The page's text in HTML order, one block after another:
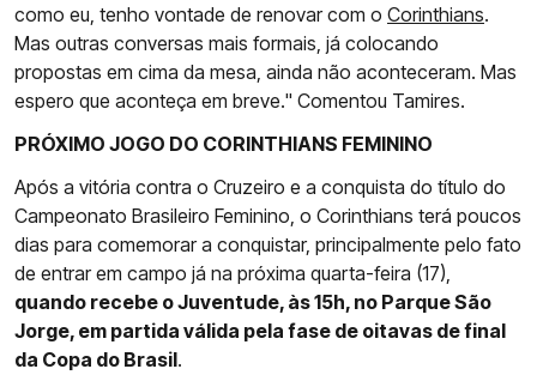
como eu, tenho vontade de renovar com o Corinthians.
Mas outras conversas mais formais, já colocando
propostas em cima da mesa, ainda não aconteceram. Mas
espero que aconteça em breve." Comentou Tamires.
PRÓXIMO JOGO DO CORINTHIANS FEMININO
Após a vitória contra o Cruzeiro e a conquista do título do
Campeonato Brasileiro Feminino, o Corinthians terá poucos
dias para comemorar a conquistar, principalmente pelo fato
de entrar em campo já na próxima quarta-feira (17),
quando recebe o Juventude, às 15h, no Parque São
Jorge, em partida válida pela fase de oitavas de final
da Copa do Brasil.